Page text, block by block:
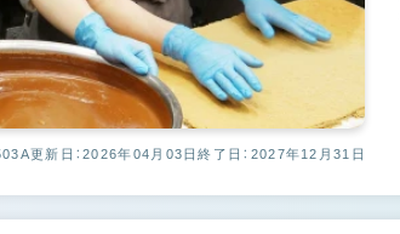
更新日：2026年04月03日終了日：2027年12月31日